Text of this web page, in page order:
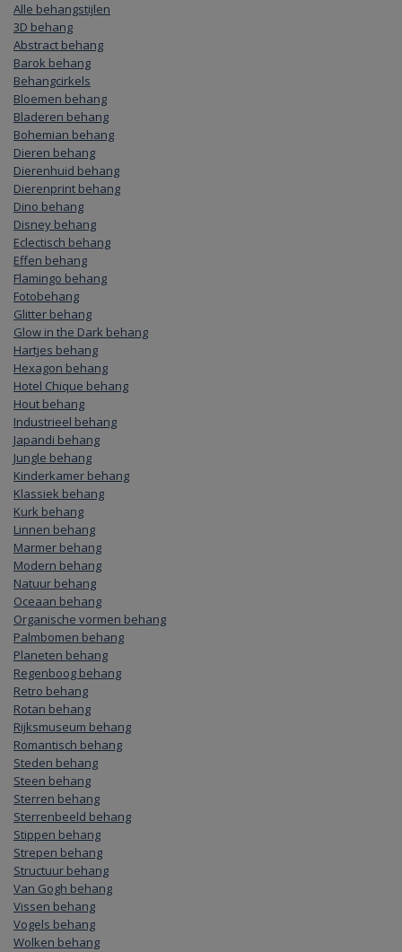
Alle behangstijlen
3D behang
Abstract behang
Barok behang
Behangcirkels
Bloemen behang
Bladeren behang
Bohemian behang
Dieren behang
Dierenhuid behang
Dierenprint behang
Dino behang
Disney behang
Eclectisch behang
Effen behang
Flamingo behang
Fotobehang
Glitter behang
Glow in the Dark behang
Hartjes behang
Hexagon behang
Hotel Chique behang
Hout behang
Industrieel behang
Japandi behang
Jungle behang
Kinderkamer behang
Klassiek behang
Kurk behang
Linnen behang
Marmer behang
Modern behang
Natuur behang
Oceaan behang
Organische vormen behang
Palmbomen behang
Planeten behang
Regenboog behang
Retro behang
Rotan behang
Rijksmuseum behang
Romantisch behang
Steden behang
Steen behang
Sterren behang
Sterrenbeeld behang
Stippen behang
Strepen behang
Structuur behang
Van Gogh behang
Vissen behang
Vogels behang
Wolken behang